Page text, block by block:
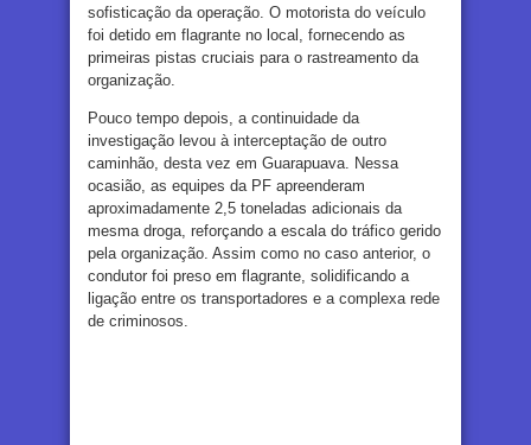
sofisticação da operação. O motorista do veículo
foi detido em flagrante no local, fornecendo as
primeiras pistas cruciais para o rastreamento da
organização.
Pouco tempo depois, a continuidade da
investigação levou à interceptação de outro
caminhão, desta vez em Guarapuava. Nessa
ocasião, as equipes da PF apreenderam
aproximadamente 2,5 toneladas adicionais da
mesma droga, reforçando a escala do tráfico gerido
pela organização. Assim como no caso anterior, o
condutor foi preso em flagrante, solidificando a
ligação entre os transportadores e a complexa rede
de criminosos.